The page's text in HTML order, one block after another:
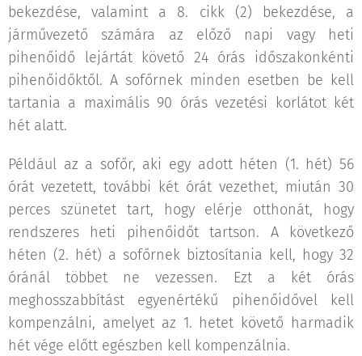
bekezdése, valamint a 8. cikk (2) bekezdése, a
járművezető számára az előző napi vagy heti
pihenőidő lejártát követő 24 órás időszakonkénti
pihenőidőktől. A sofőrnek minden esetben be kell
tartania a maximális 90 órás vezetési korlátot két
hét alatt.
Például az a sofőr, aki egy adott héten (1. hét) 56
órát vezetett, további két órát vezethet, miután 30
perces szünetet tart, hogy elérje otthonát, hogy
rendszeres heti pihenőidőt tartson. A következő
héten (2. hét) a sofőrnek biztosítania kell, hogy 32
óránál többet ne vezessen. Ezt a két órás
meghosszabbítást egyenértékű pihenőidővel kell
kompenzálni, amelyet az 1. hetet követő harmadik
hét vége előtt egészben kell kompenzálnia.